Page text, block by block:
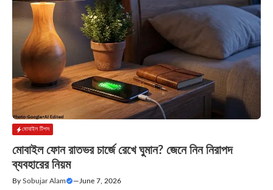
মোবাইল টিপস
মোবাইল ফোন রাতভর চার্জে রেখে ঘুমান? জেনে নিন নিরাপদ
ব্যবহারের নিয়ম
By Sobujar Alam — June 7, 2026